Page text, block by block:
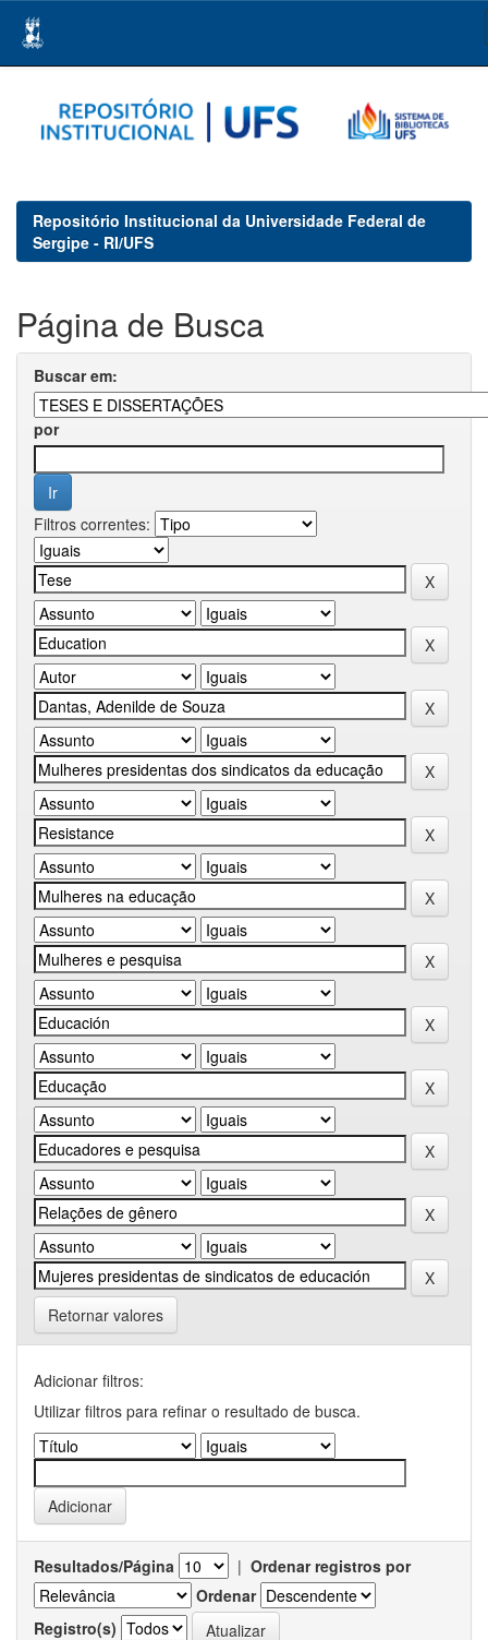
navigation
Repositório Institucional da Universidade Federal de
Sergipe - RI/UFS
Página de Busca
Buscar em:
por
Filtros correntes:
Retornar valores
Adicionar filtros:
Utilizar filtros para refinar o resultado de busca.
Resultados/Página | Ordenar registros por
Ordenar
Registro(s)